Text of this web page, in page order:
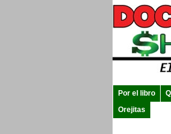
Por el libro
Orejitas